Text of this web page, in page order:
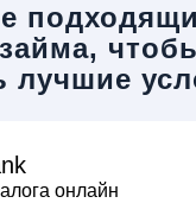
лучшие
онлайн